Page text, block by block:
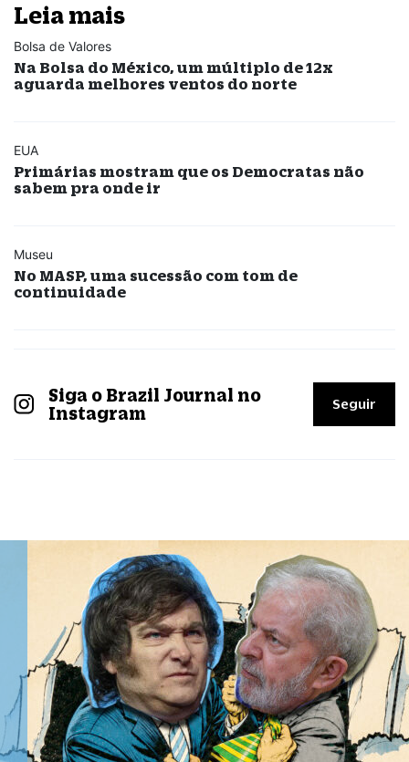
Leia mais
Bolsa de Valores
Na Bolsa do México, um múltiplo de 12x
aguarda melhores ventos do norte
EUA
Primárias mostram que os Democratas não
sabem pra onde ir
Museu
No MASP, uma sucessão com tom de
continuidade
Siga o Brazil Journal no
Instagram
Seguir